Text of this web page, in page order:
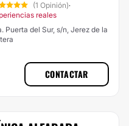
(1 Opinión)·
reales
Puerta del Sur, s/n, Jerez de la
CONTACTAR